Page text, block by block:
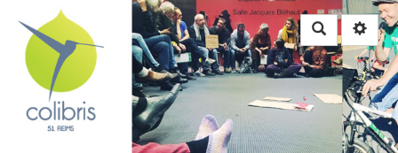
Rechercher